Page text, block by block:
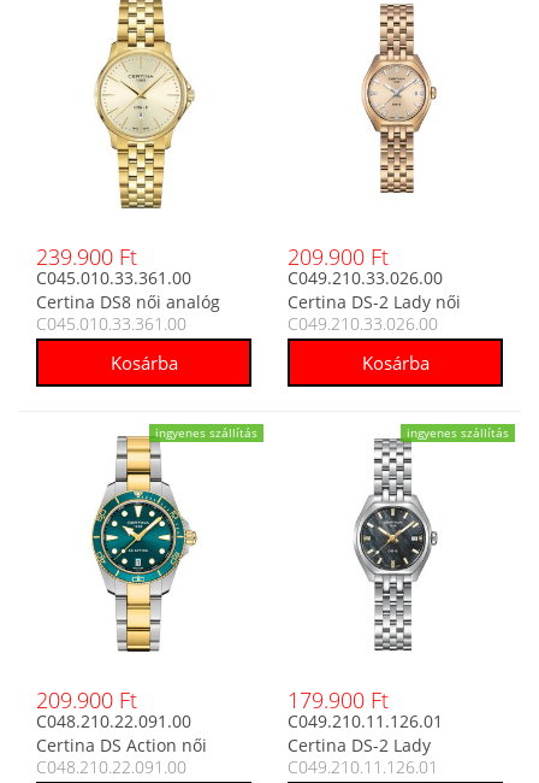
239.900 Ft
C045.010.33.361.00
Certina DS8 női analóg
karóra
C045.010.33.361.00
209.900 Ft
C049.210.33.026.00
Certina DS-2 Lady női
analóg karóra
C049.210.33.026.00
ingyenes szállítás
209.900 Ft
C048.210.22.091.00
Certina DS Action női
analóg karóra
C048.210.22.091.00
ingyenes szállítás
179.900 Ft
C049.210.11.126.01
Certina DS-2 Lady
Diamond női analóg
C049.210.11.126.01